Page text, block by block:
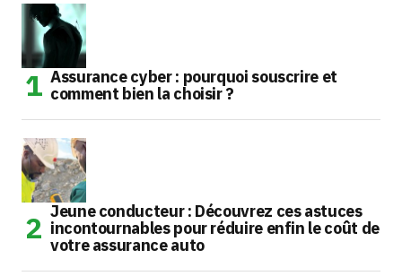
Assurance cyber : pourquoi souscrire et
comment bien la choisir ?
Jeune conducteur : Découvrez ces astuces
incontournables pour réduire enfin le coût de
votre assurance auto